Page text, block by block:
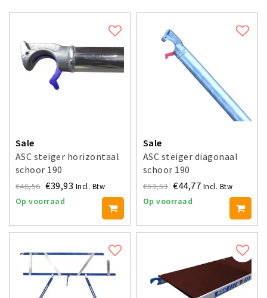
Sale
ASC steiger horizontaal
schoor 190
€46,56 €39,93 Incl. Btw
Op voorraad
Sale
ASC steiger diagonaal
schoor 190
€53,53 €44,77 Incl. Btw
Op voorraad